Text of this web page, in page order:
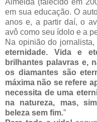
em sua educação. O
anos e, a partir daí, o
avô como seu ídolo e a
Na opinião do
eternidade. Vida e
brilhantes palavras e,
os diamantes são
máxima não se refere
necessita de uma
na natureza, mas,
beleza sem fim.”